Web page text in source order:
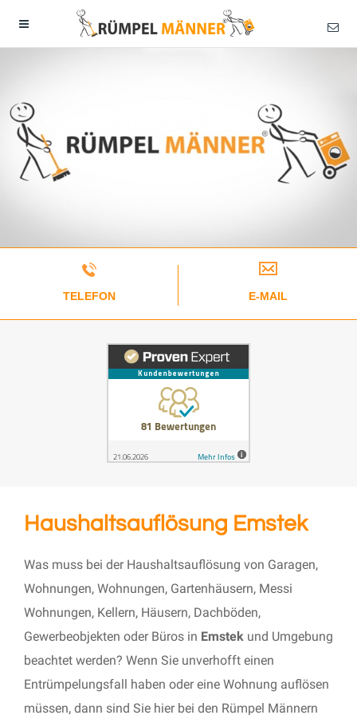
TELEFON E-MAIL
Haushaltsauflösung Emstek
Was muss bei der Haushaltsauflösung von Garagen,
Wohnungen, Wohnungen, Gartenhäusern, Messi
Wohnungen, Kellern, Häusern, Dachböden,
Gewerbeobjekten oder Büros in Emstek und Umgebung
beachtet werden? Wenn Sie unverhofft einen
Entrümpelungsfall haben oder eine Wohnung auflösen
müssen, dann sind Sie hier bei den Rümpel Männern